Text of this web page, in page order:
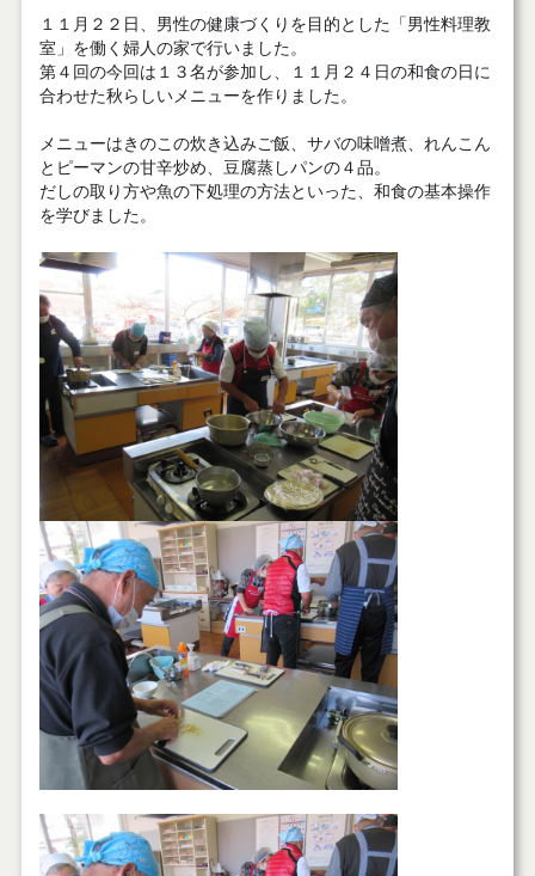
１１月２２日、男性の健康づくりを目的とした「男性料理教
室」を働く婦人の家で行いました。
第４回の今回は１３名が参加し、１１月２４日の和食の日に
合わせた秋らしいメニューを作りました。
メニューはきのこの炊き込みご飯、サバの味噌煮、れんこん
とピーマンの甘辛炒め、豆腐蒸しパンの４品。
だしの取り方や魚の下処理の方法といった、和食の基本操作
を学びました。